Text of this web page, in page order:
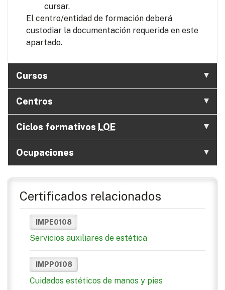
cursar.
El centro/entidad de formación deberá
custodiar la documentación requerida en este
apartado.
Cursos
Centros
Ciclos formativos LOE
Ocupaciones
Certificados relacionados
IMPE0108
Servicios auxiliares de estética
IMPP0108
Cuidados estéticos de manos y pies